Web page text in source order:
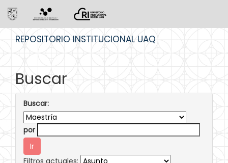
REPOSITORIO INSTITUCIONAL UAQ
Buscar
Buscar:
por
Filtros actuales: